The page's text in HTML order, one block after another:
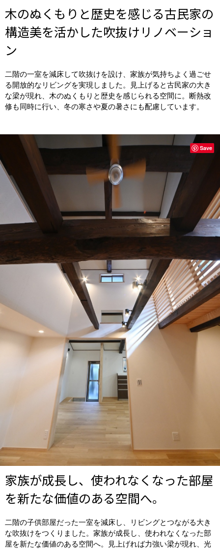
木のぬくもりと歴史を感じる古民家の
構造美を活かした吹抜けリノベーショ
ン
二階の一室を減床して吹抜けを設け、家族が気持ちよく過ごせ
る開放的なリビングを実現しました。見上げると古民家の大き
な梁が現れ、木のぬくもりと歴史を感じられる空間に。断熱改
修も同時に行い、冬の寒さや夏の暑さにも配慮しています。
家族が成長し、使われなくなった部屋
を新たな価値のある空間へ。
二階の子供部屋だった一室を減床し、リビングとつながる大き
な吹抜けをつくりました。家族が成長し、使われなくなった部
屋を新たな価値のある空間へ。見上げれば力強い梁が現れ、光
Save